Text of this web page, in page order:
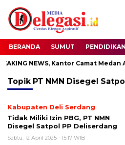
BERANDA SUMUT PENDIDIKAN
NEWS, Kantor Camat Medan
Topik PT NMN Disegel
Kabupaten Deli Serdang
Tidak Miliki Izin PBG, PT NMN
Disegel Satpol PP Deliserdang
Sabtu, 12 April 2025 - 15:17 WIB